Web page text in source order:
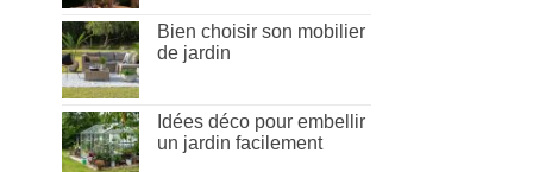
Bien choisir son mobilier
de jardin
Idées déco pour embellir
un jardin facilement